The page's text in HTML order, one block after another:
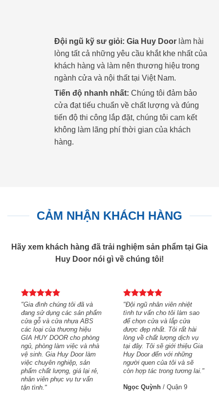
Đội ngũ kỹ sư giỏi: Gia Huy Door làm hài
lòng tất cả những yêu cầu khắt khe nhất của
khách hàng và làm nên thương hiệu trong
ngành cửa và nội thất tại Việt Nam.
Tiến độ nhanh nhất: Chúng tôi đảm bảo
cửa đạt tiếu chuẩn về chất lượng và đúng
tiến độ thi công lắp đặt, chúng tôi cam kết
không làm lãng phí thời gian của khách
hàng.
CẢM NHẬN KHÁCH HÀNG
Hãy xem khách hàng đã trải nghiệm sản phẩm tại Gia
Huy Door nói gì về chúng tôi!
"Gia đình chúng tôi đã và
đang sử dụng các sản phẩm
cửa gỗ và cửa nhựa ABS
các loại của thương hiệu
GIA HUY DOOR cho phòng
ngủ, phòng làm việc và nhà
vệ sinh. Gia Huy Door làm
việc chuyên nghiệp, sản
phẩm chất lượng, giá lại rẻ,
nhân viên phục vụ tư vấn
tận tình."
"Đội ngũ nhân viên nhiệt
tình tư vấn cho tôi làm sao
để chọn cửa và lắp cửa
được đẹp nhất. Tôi rất hài
lòng về chất lượng dịch vụ
tại đây. Tôi sẽ giới thiệu Gia
Huy Door đến với những
người quen của tôi và sẽ
còn hợp tác trong tương lai."
Ngọc Quỳnh / Quận 9